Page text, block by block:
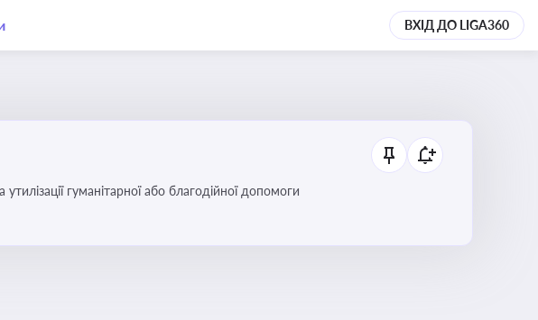
ВХІД ДО LIGA360
гуманітарної або благодійної допомоги